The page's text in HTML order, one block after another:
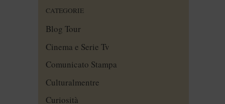
CATEGORIE
Blog Tour
Cinema e Serie Tv
Comunicato Stampa
Culturalmentre
Curiosità